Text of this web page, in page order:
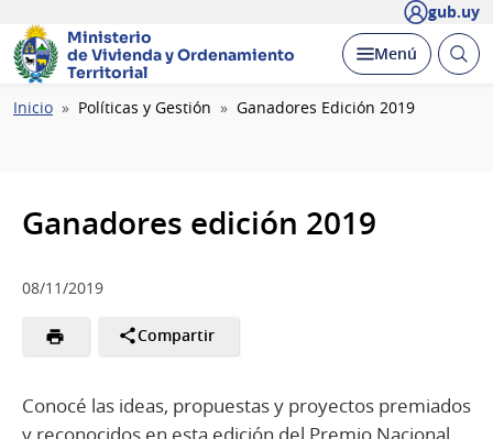
gub.uy
Ministerio
de Vivienda yOrdenamiento
Territorial
Desplegar
Menú Abrir
Ruta
Inicio Políticas y Gestión Ganadores Edición 2019
Ganadores edición 2019
08/11/2019
Compartir
Conocé las ideas, propuestas y proyectos premiados
y reconocidos en esta edición del Premio Nacional